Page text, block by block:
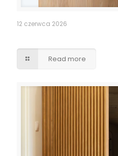
12 czerwca 2026
Read more